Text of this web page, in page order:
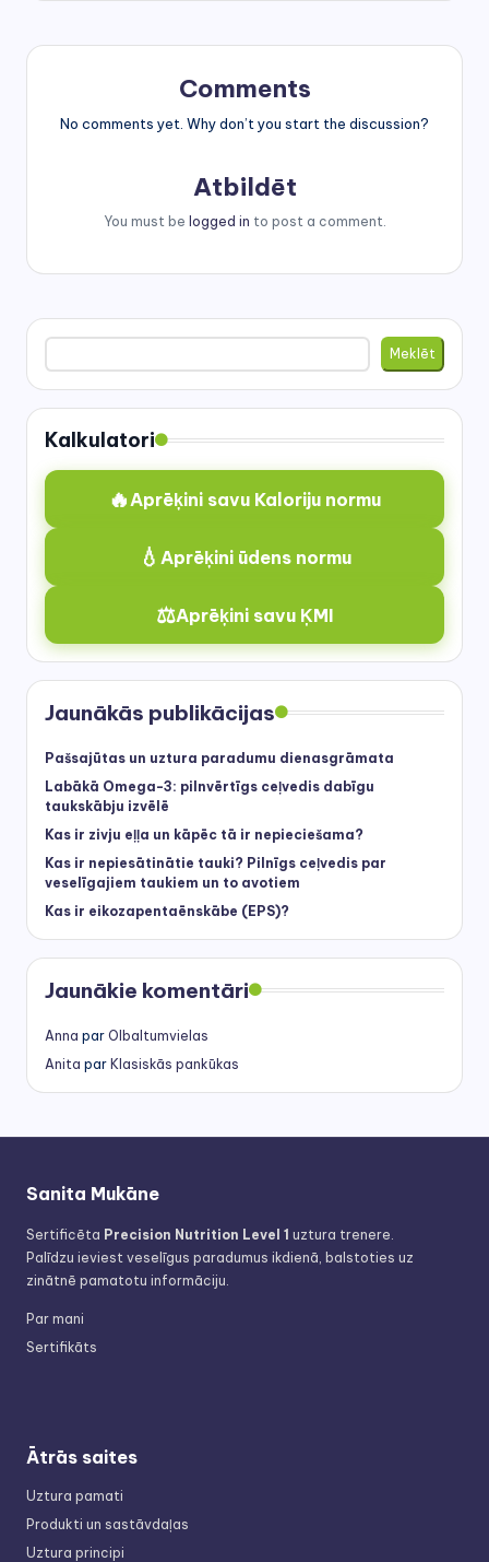
Comments
No comments yet. Why don’t you start the discussion?
Atbildēt
You must be logged in to post a comment.
Meklēt
Meklēt
Kalkulatori
🔥 Aprēķini savu Kaloriju normu
💧 Aprēķini ūdens normu
⚖️Aprēķini savu ĶMI
Jaunākās publikācijas
Pašsajūtas un uztura paradumu dienasgrāmata
Labākā Omega-3: pilnvērtīgs ceļvedis dabīgu
taukskābju izvēlē
Kas ir zivju eļļa un kāpēc tā ir nepieciešama?
Kas ir nepiesātinātie tauki? Pilnīgs ceļvedis par
veselīgajiem taukiem un to avotiem
Kas ir eikozapentaēnskābe (EPS)?
Jaunākie komentāri
Anna par Olbaltumvielas
Anita par Klasiskās pankūkas
Sanita Mukāne
Sertificēta Precision Nutrition Level 1 uztura trenere.
Palīdzu ieviest veselīgus paradumus ikdienā, balstoties uz
zinātnē pamatotu informāciju.
Par mani
Sertifikāts
Ātrās saites
Uztura pamati
Produkti un sastāvdaļas
Uztura principi